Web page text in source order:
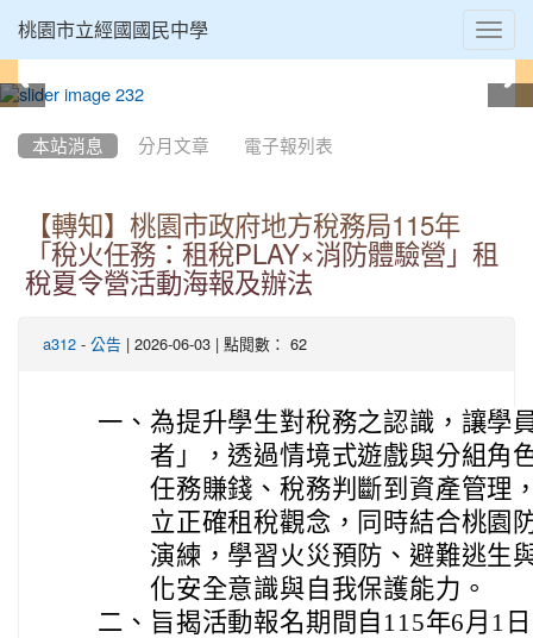
桃園市立經國國民中學
本站消息 分月文章 電子報列表
【轉知】桃園市政府地方稅務局115年
「稅火任務：租稅PLAY×消防體驗營」租
稅夏令營活動海報及辦法
a312 - 公告 | 2026-06-03 | 點閱數： 62
一、 為提升學生對稅務之認識，讓學
者」，透過情境式遊戲與分組角
任務賺錢、稅務判斷到資產管理
立正確租稅觀念，同時結合桃園
演練，學習火災預防、避難逃生
化安全意識與自我保護能力。
二、 旨揭活動報名期間自115年6月1